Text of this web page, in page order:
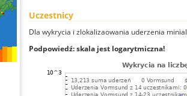
Uczestnicy
Dla wykrycia i zlokalizaowania uderzenia
Podpowiedź: skala jest logarytmiczna!